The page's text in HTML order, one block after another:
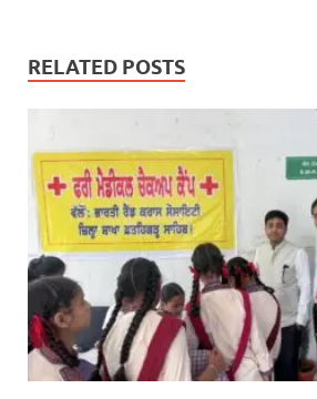
RELATED POSTS